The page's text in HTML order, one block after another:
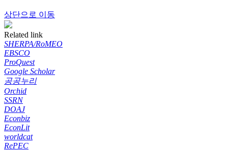
상단으로 이동
Related link
SHERPA/RoMEO
EBSCO
ProQuest
Google Scholar
공공누리
Orchid
SSRN
DOAJ
Econbiz
EconLit
worldcat
RePEC